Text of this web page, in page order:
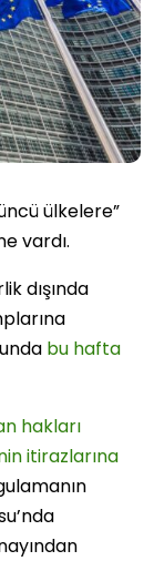
ülkelere”
vardı.
dışında
bu hafta
hakları
itirazlarına